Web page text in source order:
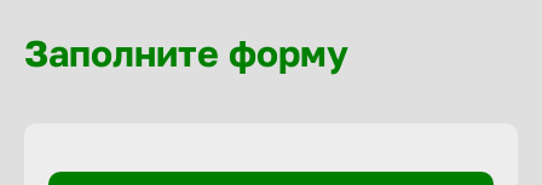
Заполните форму